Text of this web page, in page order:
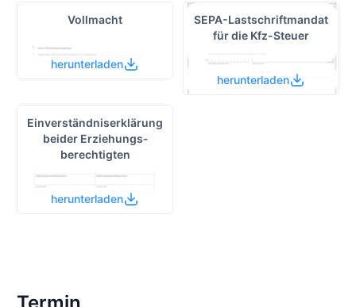
Vollmacht
herunterladen
SEPA-Lastschrift­mandat
für die Kfz-Steuer
herunterladen
Einverständnis­erklärung
beider Erziehungs­
berechtigten
herunterladen